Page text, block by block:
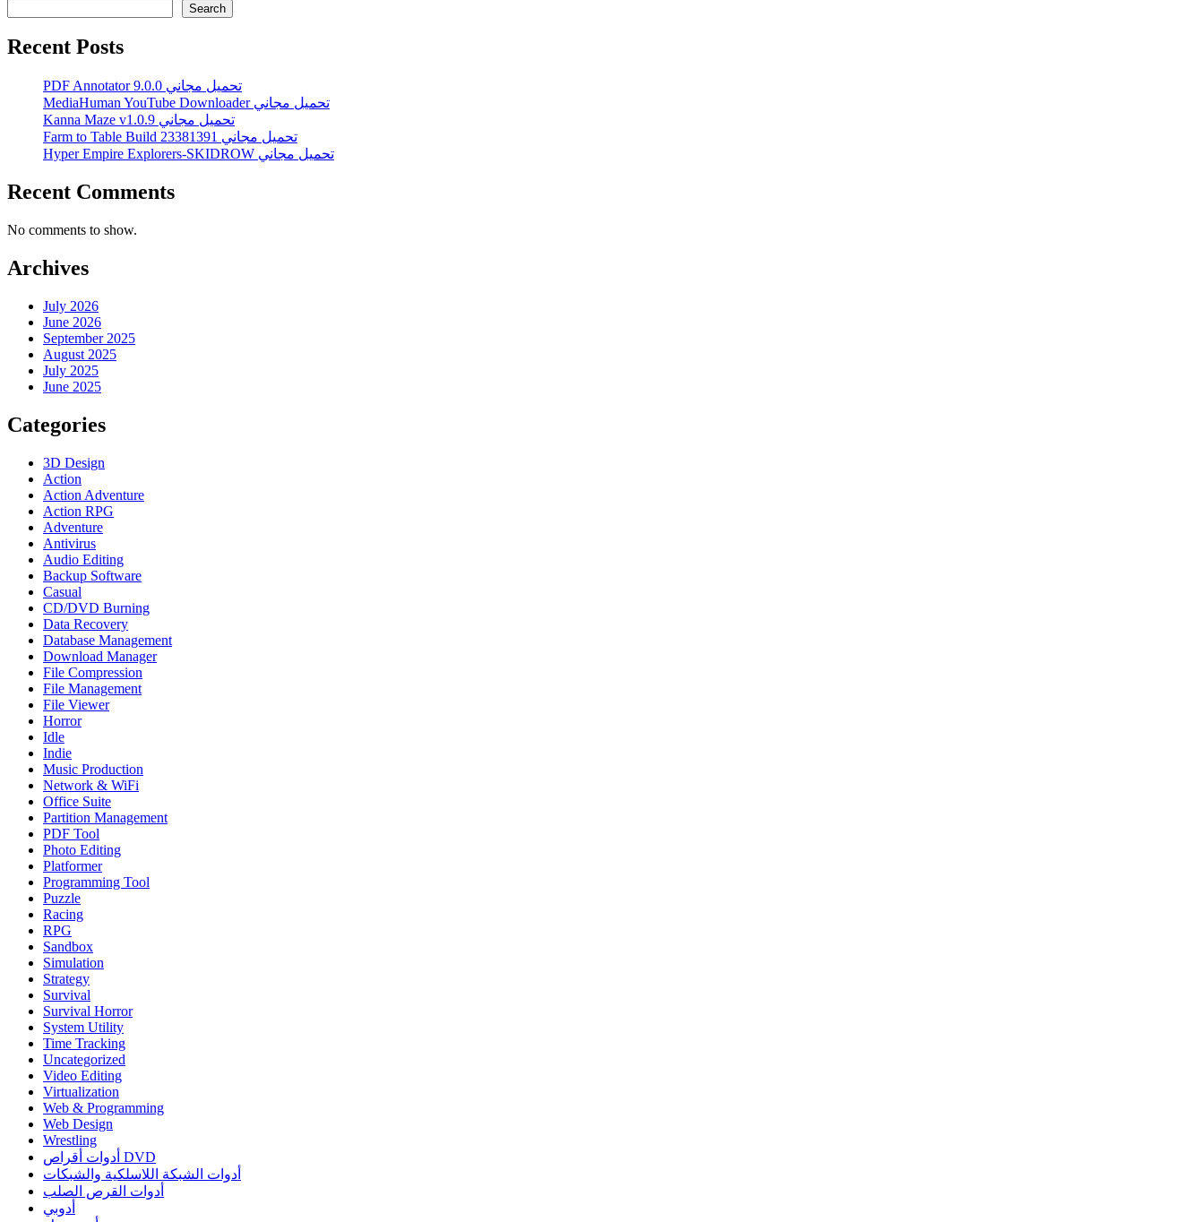
Search
Recent Posts
PDF Annotator 9.0.0 تحميل مجاني
MediaHuman YouTube Downloader تحميل مجاني
Kanna Maze v1.0.9 تحميل مجاني
Farm to Table Build 23381391 تحميل مجاني
Hyper Empire Explorers-SKIDROW تحميل مجاني
Recent Comments
No comments to show.
Archives
July 2026
June 2026
September 2025
August 2025
July 2025
June 2025
Categories
3D Design
Action
Action Adventure
Action RPG
Adventure
Antivirus
Audio Editing
Backup Software
Casual
CD/DVD Burning
Data Recovery
Database Management
Download Manager
File Compression
File Management
File Viewer
Horror
Idle
Indie
Music Production
Network & WiFi
Office Suite
Partition Management
PDF Tool
Photo Editing
Platformer
Programming Tool
Puzzle
Racing
RPG
Sandbox
Simulation
Strategy
Survival
Survival Horror
System Utility
Time Tracking
Uncategorized
Video Editing
Virtualization
Web & Programming
Web Design
Wrestling
أدوات أقراص DVD
أدوات الشبكة اللاسلكية والشبكات
أدوات القرص الصلب
أدوبي